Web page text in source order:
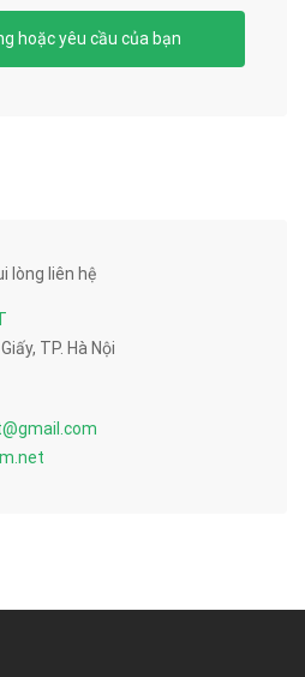
hoặc yêu cầu của bạn
lòng liên hệ
TP. Hà Nội